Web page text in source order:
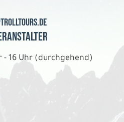
entdecken
Kategorie Einzelzimmer
P.P. AB1.388 €
ANFRAGEN
- 16 Uhr (durchgehend)